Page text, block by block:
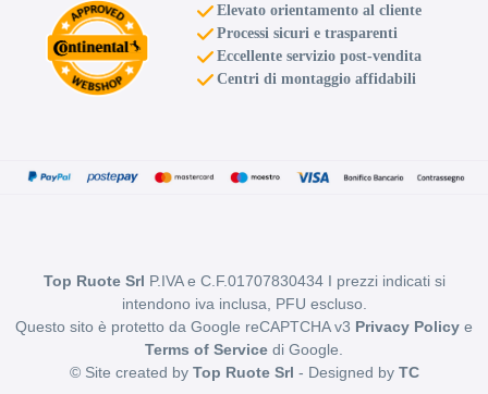
Elevato orientamento al cliente
Processi sicuri e trasparenti
Eccellente servizio post-vendita
Centri di montaggio affidabili
Top Ruote Srl P.IVA e C.F.01707830434 I prezzi indicati si
intendono iva inclusa, PFU escluso.
Questo sito è protetto da Google reCAPTCHA v3 Privacy Policy e
Terms of Service di Google.
© Site created by Top Ruote Srl - Designed by TC